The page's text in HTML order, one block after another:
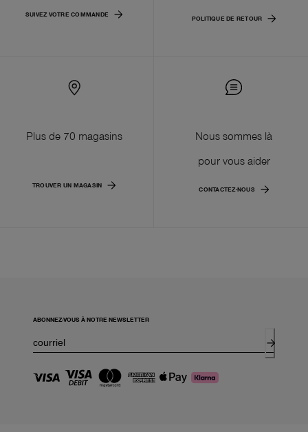
SUIVEZ VOTRE COMMANDE
POLITIQUE DE RETOUR
Plus de 70 magasins
TROUVER UN MAGASIN
Nous sommes là
pour vous aider
CONTACTEZ-NOUS
ABONNEZ-VOUS À NOTRE NEWSLETTER